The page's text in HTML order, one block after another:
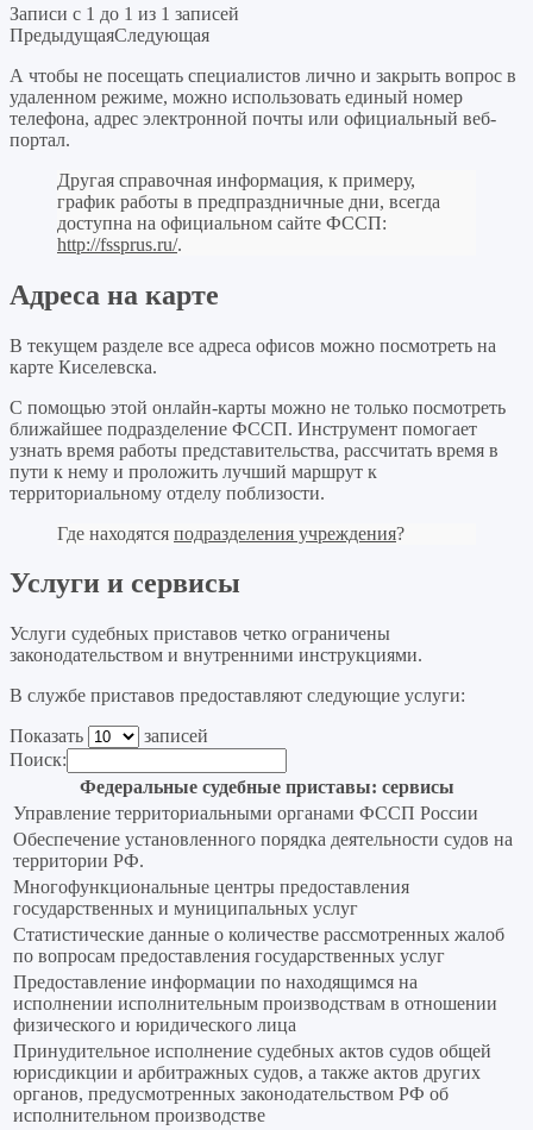
Записи с 1 до 1 из 1 записей
ПредыдущаяСледующая
А чтобы не посещать специалистов лично и закрыть вопрос в
удаленном режиме, можно использовать единый номер
телефона, адрес электронной почты или официальный веб-
портал.
Другая справочная информация, к примеру,
график работы в предпраздничные дни, всегда
доступна на официальном сайте ФССП:
http://fssprus.ru/.
Адреса на карте
В текущем разделе все адреса офисов можно посмотреть на
карте Киселевска.
С помощью этой онлайн-карты можно не только посмотреть
ближайшее подразделение ФССП. Инструмент помогает
узнать время работы представительства, рассчитать время в
пути к нему и проложить лучший маршрут к
территориальному отделу поблизости.
Где находятся подразделения учреждения?
Услуги и сервисы
Услуги судебных приставов четко ограничены
законодательством и внутренними инструкциями.
В службе приставов предоставляют следующие услуги:
Показать
записей
Поиск:
Федеральные судебные приставы: сервисы
Управление территориальными органами ФССП России
Обеспечение установленного порядка деятельности судов на
территории РФ.
Многофункциональные центры предоставления
государственных и муниципальных услуг
Статистические данные о количестве рассмотренных жалоб
по вопросам предоставления государственных услуг
Предоставление информации по находящимся на
исполнении исполнительным производствам в отношении
физического и юридического лица
Принудительное исполнение судебных актов судов общей
юрисдикции и арбитражных судов, а также актов других
органов, предусмотренных законодательством РФ об
исполнительном производстве